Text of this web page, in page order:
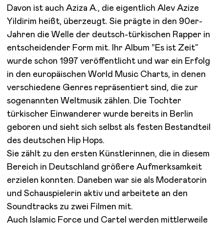
Davon ist auch Aziza A., die eigentlich Alev Azize
Yildirim heißt, überzeugt. Sie prägte in den 90er-
Jahren die Welle der deutsch-türkischen Rapper in
entscheidender Form mit. Ihr Album “Es ist Zeit”
wurde schon 1997 veröffentlicht und war ein Erfolg
in den europäischen World Music Charts, in denen
verschiedene Genres repräsentiert sind, die zur
sogenannten Weltmusik zählen. Die Tochter
türkischer Einwanderer wurde bereits in Berlin
geboren und sieht sich selbst als festen Bestandteil
des deutschen Hip Hops.
Sie zählt zu den ersten Künstlerinnen, die in diesem
Bereich in Deutschland größere Aufmerksamkeit
erzielen konnten. Daneben war sie als Moderatorin
und Schauspielerin aktiv und arbeitete an den
Soundtracks zu zwei Filmen mit.
Auch Islamic Force und Cartel werden mittlerweile